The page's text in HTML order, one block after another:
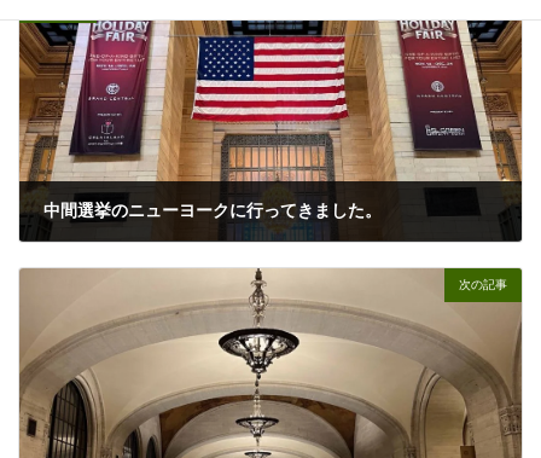
中間選挙のニューヨークに行ってきました。
次の記事